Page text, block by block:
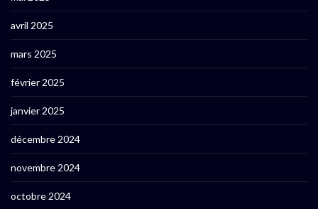
avril 2025
mars 2025
février 2025
janvier 2025
décembre 2024
novembre 2024
octobre 2024